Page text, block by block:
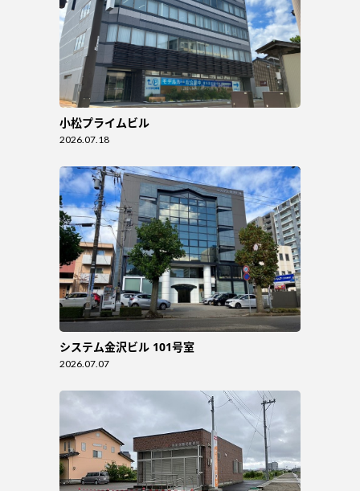
小松プライムビル
2026.07.18
システム金沢ビル 101号室
2026.07.07